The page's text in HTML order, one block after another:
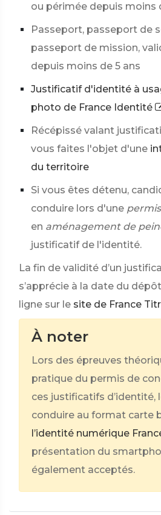
ou périmée depuis moins
Passeport, passeport de
passeport de mission,
depuis moins de 5 ans
Justificatif d'identité à
photo de France Identité
Récépissé valant
vous faites l'objet d'une
du territoire
Si vous êtes détenu,
conduire lors d'une
en aménagement de
justificatif de l'identité.
La fin de validité d’un
s’apprécie à la date du
ligne sur le site de France
À noter
Lors des épreuves
pratique du permis de
ces justificatifs d’identité,
conduire au format carte
l’identité numérique
présentation du
également acceptés.